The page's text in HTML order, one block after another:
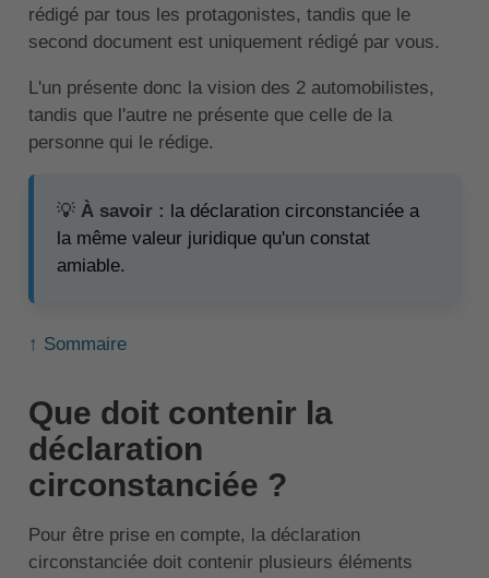
rédigé par tous les protagonistes, tandis que le
second document est uniquement rédigé par vous.
L'un présente donc la vision des 2 automobilistes,
tandis que l'autre ne présente que celle de la
personne qui le rédige.
💡 À savoir :
la déclaration circonstanciée a
la même valeur juridique qu'un constat
amiable.
↑ Sommaire
Que doit contenir la
déclaration
circonstanciée ?
Pour être prise en compte, la déclaration
circonstanciée doit contenir plusieurs éléments